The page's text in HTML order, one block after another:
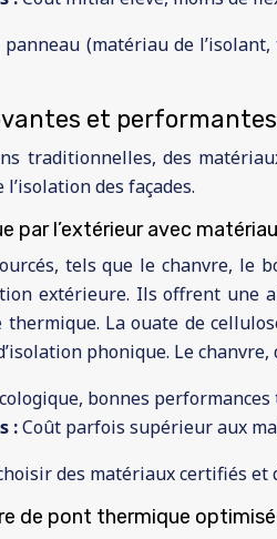
panneau (matériau de
et
traditionnelles, des
des façades.
par l’extérieur avec
tels que le chanvre, le
extérieure. Ils offrent une
La ouate de
phonique. Le
bonnes
:Coût parfois supérieur aux
des matériaux certifiés
de pont thermique